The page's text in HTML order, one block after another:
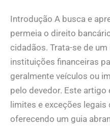
Introdução A busca e
permeia o direito
cidadãos. Trata-se de
instituições financeiras
geralmente veículos ou
pelo devedor. Este
limites e exceções legais
oferecendo um guia